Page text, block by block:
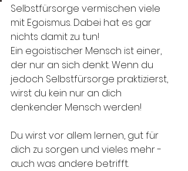
Selbstfürsorge vermischen viele
mit Egoismus. Dabei hat es gar
nichts damit zu tun!
Ein egoistischer Mensch ist einer,
der nur an sich denkt. Wenn du
jedoch Selbstfürsorge praktizierst,
wirst du kein nur an dich
denkender Mensch werden!
Du wirst vor allem lernen, gut für
dich zu sorgen und vieles mehr -
auch was andere betrifft.